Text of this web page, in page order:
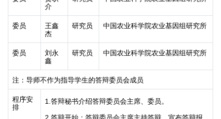
介
委员
王鑫
杰
研究员 中国农业科学院农业基因组研究所
委员
刘永
鑫
研究员 中国农业科学院农业基因组研究所
注：导师不作为指导学生的答辩委员会成员
程序安
排
1. 答辩秘书介绍答辩委员会主席、委员。